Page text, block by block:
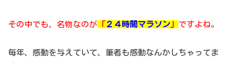
その中でも、名物なのが 「２４時間マラソン 」 ですよね。
毎年、感動を与えていて、筆者も感動なんかしちゃってま